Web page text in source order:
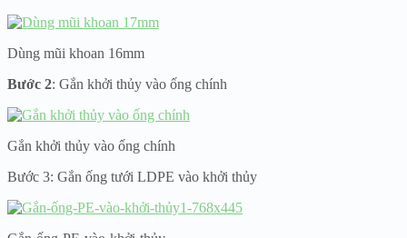
Dùng mũi khoan 16mm
Bước 2: Gắn khởi thủy vào ống chính
Gắn khởi thủy vào ống chính
Bước 3: Gắn ống tưới LDPE vào khởi thủy